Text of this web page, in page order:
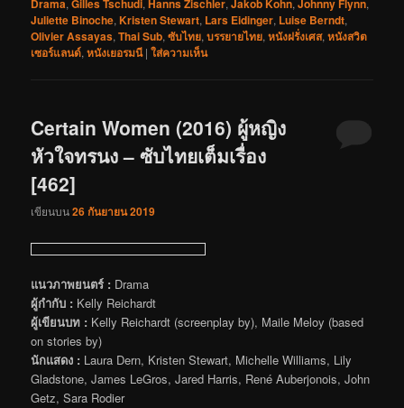
Drama,Gilles Tschudi, Hanns Zischler,Jakob Kohn,Johnny Flynn,
Juliette Binoche,Kristen Stewart, Lars Eidinger, Luise Berndt,
Olivier Assayas,Thai Sub,ซับไทย,บรรยายไทย,หนังฝรั่งเศส,หนังสวิต
เซอร์แลนด์,หนังเยอรมนี |ใส่ความเห็น
Certain Women (2016) ผู้หญิง
หัวใจทรนง – ซับไทยเต็มเรื่อง
[462]
เขียนบน26 กันยายน 2019
แนวภาพยนตร์ : Drama
ผู้กำกับ : Kelly Reichardt
ผู้เขียนบท : Kelly Reichardt (screenplay by), Maile Meloy (based
on stories by)
นักแสดง : Laura Dern, Kristen Stewart, Michelle Williams, Lily
Gladstone, James LeGros, Jared Harris, René Auberjonois, John
Getz, Sara Rodier